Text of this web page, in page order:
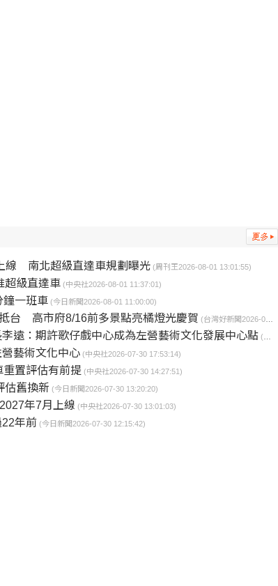
線 南北超級直達車規劃曝光 (周刊王2026-08-01 13:01:55)
級直達車 (中央社2026-08-01 11:37:01)
一班車 (今日新聞2026-08-01 11:00:00)
台 高市府8/16前多景點亮橘燈光慶賀 (台灣好新聞2026-07-30 22:07:14)
遠：期許歌仔戲中心成為左營藝術文化發展中心點 (台灣好報2026-07-30 20:07:47)
藝術文化中心 (中央社2026-07-30 17:53:14)
置評估有前提 (中央社2026-07-30 14:27:51)
估舊換新 (今日新聞2026-07-30 13:20:20)
年7月上線 (中央社2026-07-30 13:01:03)
年前 (今日新聞2026-07-30 12:15:42)